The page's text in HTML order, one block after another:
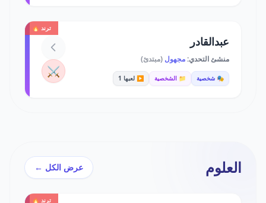
ترند 🔥
عبدالقادر
منشئ التحدي:مجهول (مبتدئ)
🎭 شخصية 📁 الشخصية ▶️ لعبها 1 ⚔️
العلوم عرض الكل ←
ترند 🔥